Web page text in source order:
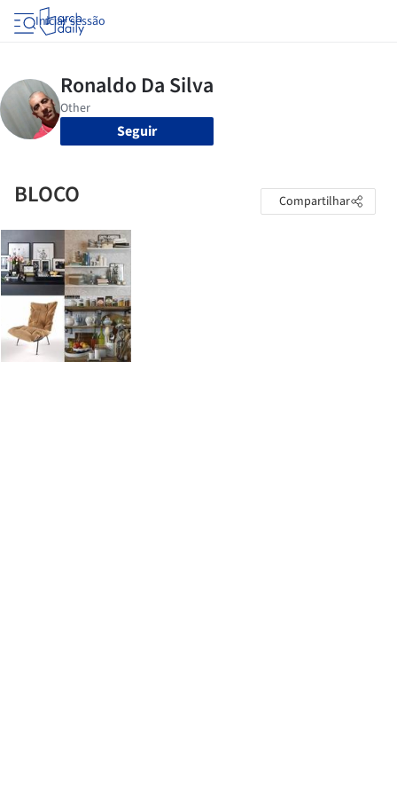
Iniciar sessão
Seguir
BLOCO Compartilhar